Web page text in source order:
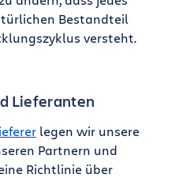
Bestandteil
versteht.
Lieferanten
legen wir unsere
Partnern und
Richtlinie über